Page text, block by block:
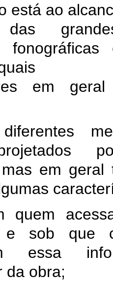
está ao
das
fonográficas
em geral
em geral
quem
e sob que
essa
da obra;